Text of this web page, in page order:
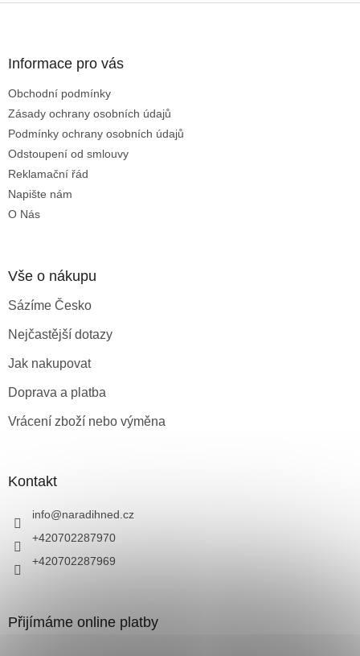
Informace pro vás
Obchodní podmínky
Zásady ochrany osobních údajů
Podmínky ochrany osobních údajů
Odstoupení od smlouvy
Reklamační řád
Napište nám
O Nás
Vše o nákupu
Sázíme Česko
Nejčastější dotazy
Jak nakupovat
Doprava a platba
Vrácení zboží nebo výměna
Kontakt
info@naradihned.cz
+420702287970
+420702287969
Přijímáme online platby